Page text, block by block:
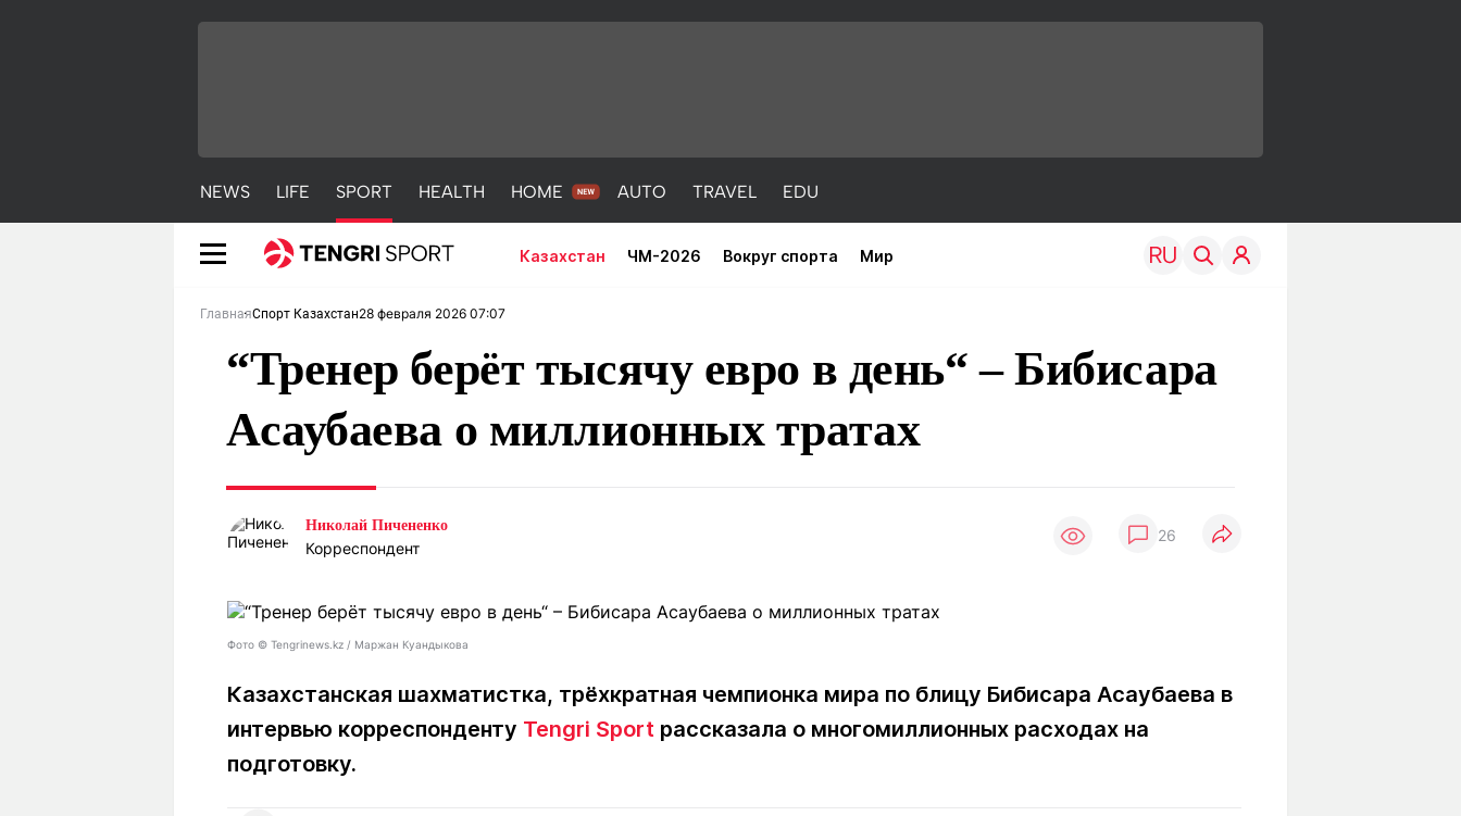
NEWS LIFE SPORT HEALTH HOME AUTO TRAVEL EDU
Казахстан ЧМ-2026 Вокруг спорта Мир
NEWS
Погода
Рейтинги
LIFE
Гороскопы
Путевые
Учебные
О проекте Контакты редакции Вакансии Реклама Пресс-центр Светлая тема
ГлавнаяСпорт Казахстан28 февраля 2026 07:07
“Тренер берёт тысячу евро в день“ – Бибисара
Асаубаева о миллионных тратах
Николай Пичененко
Корреспондент
26
Фото © Tengrinews.kz / Маржан Куандыкова
Казахстанская шахматистка, трёхкратная чемпионка мира по блицу Бибисара Асаубаева в
интервью корреспонденту Tengri Sport рассказала о многомиллионных расходах на
подготовку.